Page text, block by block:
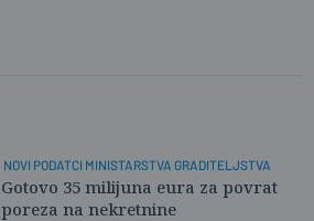
NOVI PODATCI MINISTARSTVA GRADITELJSTVA
Gotovo 35 milijuna eura za povrat
poreza na nekretnine